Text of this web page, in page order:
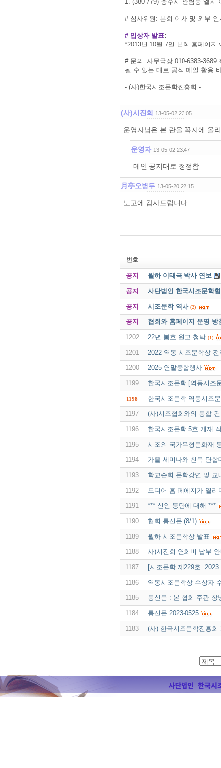
1. (380-779) 충주시 안림동 엘지
# 심사위원: 본회 이사 및 외부 인
# 입상자 발표:
*2013년 10월 7일 본회 홈페이지
# 문의: 사무국장:010-6383-3689
될 수 있는 대로 공식 메일 활용
- (사)한국시조문학진흥회 -
(사)시진회 13-05-02 23:05
운영자님은 본 란을 꼭지에 올
운영자 13-05-02 23:47
메인 공지대로 정정함
月亭오병두 13-05-20 22:15
노고에 감사드립니다
번호
공지 월하 이태극 박사 연보
공지 사단법인 한국시조문학
공지 시조문학 역사 (2)
공지 협회와 홈페이지 운영 방
1202 22년 봄호 원고 청탁 (1)
1201 2022 역동 시조문학상 전
1200 2025 연말종합행사
1199 한국시조문학 [역동시조
1198 한국시조문학 역동시조
1197 (사)시조협회와의 통합 건
1196 한국시조문학 5호 게재
1195 시조의 국가무형문화재
1194 가을 세미나와 친목 단합
1193 학교순회 문학강연 및 교
1192 드디어 홈 페에지가 열리
1191 *** 신인 등단에 대해 ***
1190 협회 통신문 (8/1)
1189 월하 시조문학상 발표
1188 사)시진회 연회비 납부 안
1187 [시조문학 제229호.
1186 역동시조문학상 수상자
1185 통신문 : 본 협회 주관 창
1184 통신문 2023-0525
1183 (사) 한국시조문학진흥